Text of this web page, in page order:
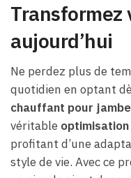
Transformez
aujourd’hui
Ne perdez plus de
quotidien en optant
chauffant pour
véritable
profitant d’une
style de vie. Avec ce